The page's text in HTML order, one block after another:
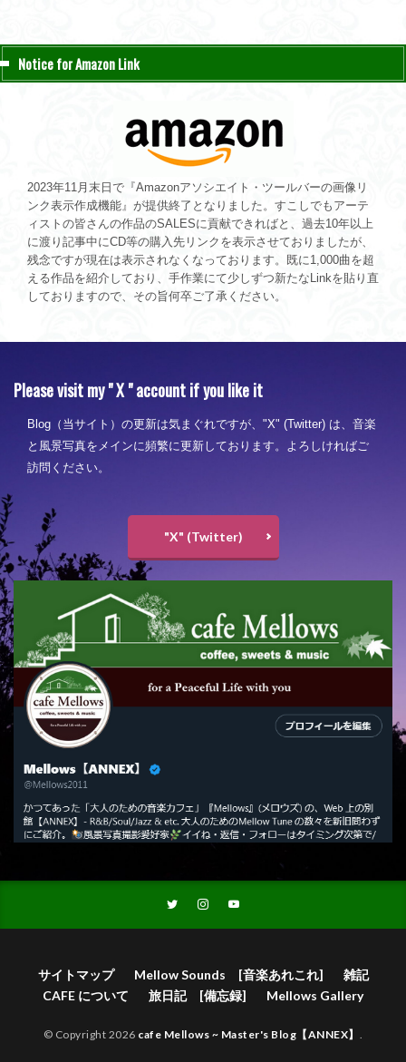
Notice for Amazon Link
2023年11月末日で『Amazonアソシエイト・ツールバーの画像リ
ンク表示作成機能』が提供終了となりました。すこしでもアーテ
ィストの皆さんの作品のSALESに貢献できればと、過去10年以上
に渡り記事中にCD等の購入先リンクを表示させておりましたが、
残念ですが現在は表示されなくなっております。既に1,000曲を超
える作品を紹介しており、手作業にて少しずつ新たなLinkを貼り直
しておりますので、その旨何卒ご了承ください。
Please visit my " X " account if you like it
Blog（当サイト）の更新は気まぐれですが、"X" (Twitter) は、音楽
と風景写真をメインに頻繁に更新しております。よろしければご
訪問ください。
"X" (Twitter)
サイトマップ Mellow Sounds [音楽あれこれ]
雑記
CAFE について
旅日記 [備忘録] Mellows Gallery
© Copyright 2026 cafe Mellows ~ Master's Blog【ANNEX】